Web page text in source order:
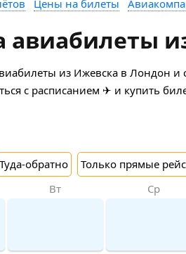
Цены на билеты
авиабилеты
из Ижевска в Лондон и
с расписанием ✈ и купить
Туда-обратно Только прямые
Вт Ср